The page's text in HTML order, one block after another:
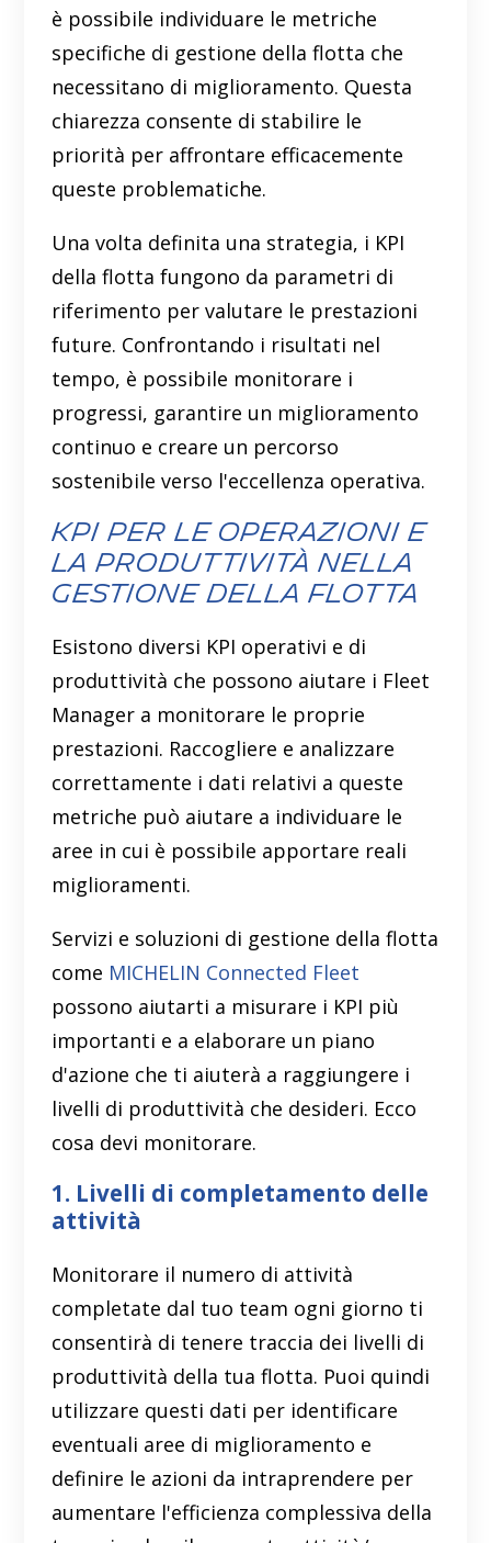
è possibile individuare le metriche
specifiche di gestione della flotta che
necessitano di miglioramento. Questa
chiarezza consente di stabilire le
priorità per affrontare efficacemente
queste problematiche.
Una volta definita una strategia, i KPI
della flotta fungono da parametri di
riferimento per valutare le prestazioni
future. Confrontando i risultati nel
tempo, è possibile monitorare i
progressi, garantire un miglioramento
continuo e creare un percorso
sostenibile verso l'eccellenza operativa.
KPI per le operazioni e
la produttività nella
gestione della flotta
Esistono diversi KPI operativi e di
produttività che possono aiutare i Fleet
Manager a monitorare le proprie
prestazioni. Raccogliere e analizzare
correttamente i dati relativi a queste
metriche può aiutare a individuare le
aree in cui è possibile apportare reali
miglioramenti.
Servizi e soluzioni di gestione della flotta
come MICHELIN Connected Fleet
possono aiutarti a misurare i KPI più
importanti e a elaborare un piano
d'azione che ti aiuterà a raggiungere i
livelli di produttività che desideri. Ecco
cosa devi monitorare.
1. Livelli di completamento delle
attività
Monitorare il numero di attività
completate dal tuo team ogni giorno ti
consentirà di tenere traccia dei livelli di
produttività della tua flotta. Puoi quindi
utilizzare questi dati per identificare
eventuali aree di miglioramento e
definire le azioni da intraprendere per
aumentare l'efficienza complessiva della